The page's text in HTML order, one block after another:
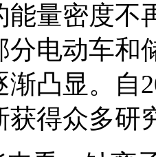
能量密度不
分电动车和
渐凸显。自
获得众多研